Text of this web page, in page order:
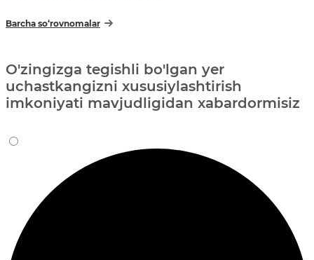
Barcha so‘rovnomalar
O'zingizga tegishli bo'lgan yer
uchastkangizni xususiylashtirish
imkoniyati mavjudligidan xabardormisiz